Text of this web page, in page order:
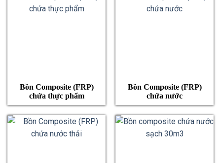
Bồn Composite (FRP)
chứa thực phẩm
Bồn Composite (FRP)
chứa nước